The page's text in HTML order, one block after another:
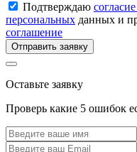
Подтверждаю
персональных данных и
соглашение
Отправить заявку
Оставьте заявку
Проверь какие 5 ошибок